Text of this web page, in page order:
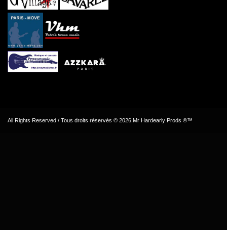
All Rights Reserved / Tous droits réservés © 2026 Mr Hardearly Prods ®™